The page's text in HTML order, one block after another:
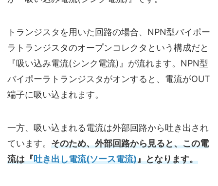
トランジスタを用いた回路の場合、NPN型バイポー
ラトランジスタのオープンコレクタという構成だと
『吸い込み電流(シンク電流)』が流れます。NPN型
バイポーラトランジスタがオンすると、電流がOUT
端子に吸い込まれます。
一方、吸い込まれる電流は外部回路から吐き出され
ています。 そのため、外部回路から見ると、この電
流は『吐き出し電流(ソース電流)』となります。